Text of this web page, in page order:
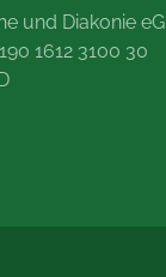
und Diakonie eG
1612 3100 30